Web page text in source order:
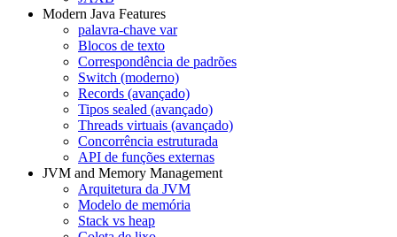
Modern Java Features
palavra-chave var
Blocos de texto
Correspondência de padrões
Switch (moderno)
Records (avançado)
Tipos sealed (avançado)
Threads virtuais (avançado)
Concorrência estruturada
API de funções externas
JVM and Memory Management
Arquitetura da JVM
Modelo de memória
Stack vs heap